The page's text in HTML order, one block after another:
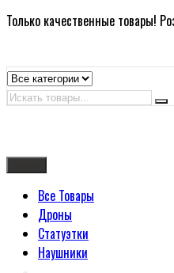
Только качественные товары!
Искать
Все Товары
Дроны
Статуэтки
Наушники